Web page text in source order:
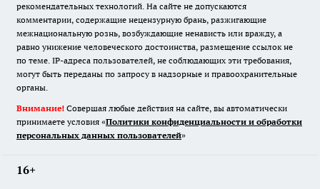
рекомендательных технологий. На сайте не допускаются
комментарии, содержащие нецензурную брань, разжигающие
межнациональную рознь, возбуждающие ненависть или вражду, а
равно унижение человеческого достоинства, размещение ссылок не
по теме. IP-адреса пользователей, не соблюдающих эти требования,
могут быть переданы по запросу в надзорные и правоохранительные
органы.
Внимание! Совершая любые действия на сайте, вы автоматически
принимаете условия «Политики конфиденциальности и обработки
персональных данных пользователей»
16+